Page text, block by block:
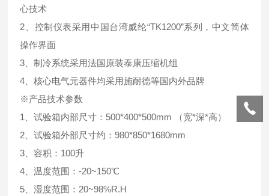
心技术
2、控制仪表采用中国台湾威纶“TK1200”系列，中文简体
操作界面
3、制冷系统采用法国原装泰康压缩机组
4、核心电气元器件均采用施耐德等国内外品牌
※产品技术参数
1、试验箱内部尺寸：500*400*500mm （宽*深*高）
2、试验箱外部尺寸约：980*850*1680mm
3、容积：100升
4、温度范围：-20~150℃
5、湿度范围：20~98%R.H